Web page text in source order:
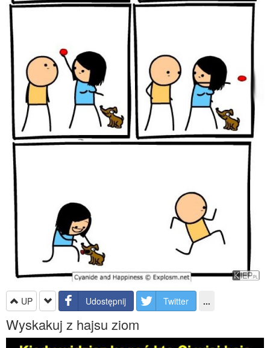
UP Udostępnij Twitter ...
Wyskakuj z hajsu ziom